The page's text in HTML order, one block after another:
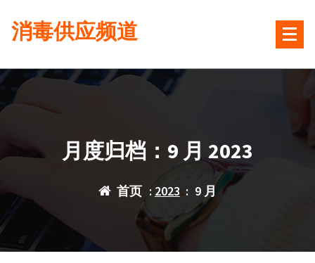
容
消毒供应频道
月度归档：9 月 2023
首页 : 2023: 9 月